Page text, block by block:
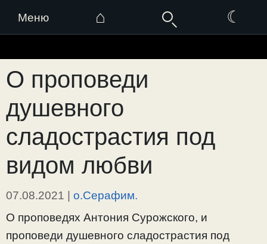
Меню ⌂ ☾
к
содержимому
О проповеди
душевного
сладострастия под
видом любви
07.08.2021 | о.Серафим.
О проповедях Антония Сурожского, и
проповеди душевного сладострастия под